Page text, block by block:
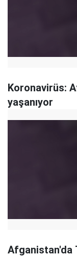
Koronavirüs:
yaşanıyor
Afganistan'da